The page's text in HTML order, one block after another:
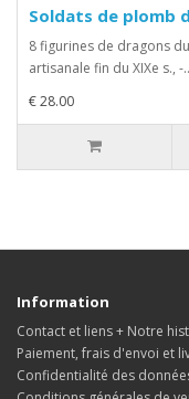
Soldats de plomb
8 figurines de dragons
artisanale fin du XIXe s., -..
€ 28.00
Information
Contact et liens + Notre
Paiement, frais d'envoi et
Confidentialité des